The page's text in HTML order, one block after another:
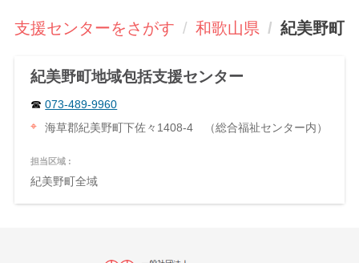
支援センターをさがす 和歌山県 紀美野町
紀美野町地域包括支援センター
073-489-9960
海草郡紀美野町下佐々1408-4 （総合福祉センター内）
担当区域 :
紀美野町全域